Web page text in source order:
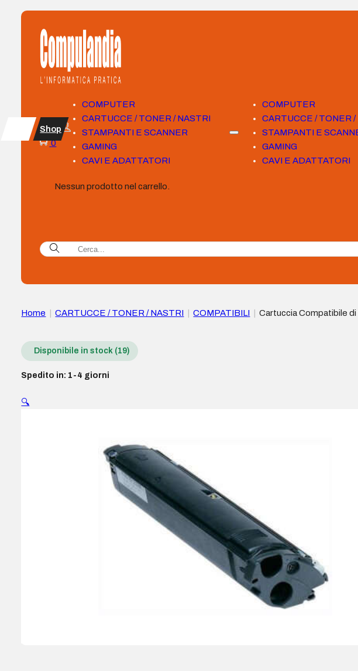
COMPUTER
CARTUCCE / TONER / NASTRI
STAMPANTI E SCANNER
GAMING
CAVI E ADATTATORI
COMPUTER
CARTUCCE / TONER /
STAMPANTI E
GAMING
CAVI E ADATTATORI
Shop
0
Nessun prodotto nel carrello.
Home CARTUCCE / TONER / NASTRI COMPATIBILI Cartuccia Compatibile
Disponibile in stock (19)
Spedito in: 1-4 giorni
🔍